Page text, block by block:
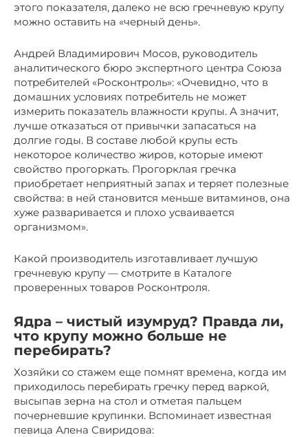
этого показателя, далеко не всю гречневую крупу
можно оставить на «черный день».
Андрей Владимирович Мосов, руководитель
аналитического бюро экспертного центра Союза
потребителей «Росконтроль»: «Очевидно, что в
домашних условиях потребитель не может
измерить показатель влажности крупы. А значит,
лучше отказаться от привычки запасаться на
долгие годы. В составе любой крупы есть
некоторое количество жиров, которые имеют
свойство прогоркать. Прогорклая гречка
приобретает неприятный запах и теряет полезные
свойства: в ней становится меньше витаминов, она
хуже разваривается и плохо усваивается
организмом».
Какой производитель изготавливает лучшую
гречневую крупу — смотрите в Каталоге
проверенных товаров Росконтроля.
Ядра – чистый изумруд? Правда ли,
что крупу можно больше не
перебирать?
Хозяйки со стажем еще помнят времена, когда им
приходилось перебирать гречку перед варкой,
высыпав зерна на стол и отметая пальцем
почерневшие крупинки. Вспоминает известная
певица Алена Свиридова: